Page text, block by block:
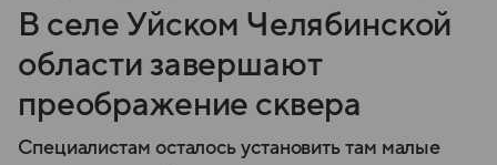
В селе Уйском Челябинской
области завершают
преображение сквера
Специалистам осталось установить там малые